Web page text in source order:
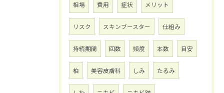
相場 費用 症状 メリット
リスク スキンブースター 仕組み
持続期間 回数 頻度 本数 目安
柏 美容皮膚科 しみ たるみ